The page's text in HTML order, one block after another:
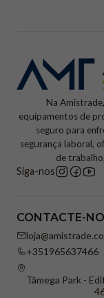
Na
equipamentos de
seguro para
segurança laboral,
de
Siga-nos
CONTACTE-
+351965637466
Tâmega Park -